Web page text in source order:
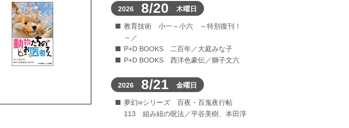
2026 8/20 木曜日
教育技術 小一～小六 ～特別復刊！
～／
P+D BOOKS 二百年／大庭みな子
P+D BOOKS 西洋色豪伝／獅子文六
2026 8/21 金曜日
夢幻∞シリーズ 百夜・百鬼夜行帖
113 組み紐の呪法／平谷美樹、本田淳